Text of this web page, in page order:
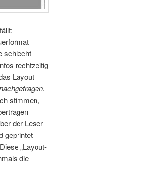
schlecht
rechtzeitig
Layout
stimmen,
der Leser
geprintet
„Layout-
die